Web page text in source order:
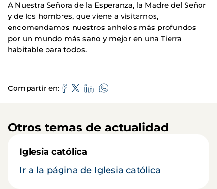
A Nuestra Señora de la Esperanza, la Madre del Señor
y de los hombres, que viene a visitarnos,
encomendamos nuestros anhelos más profundos
por un mundo más sano y mejor en una Tierra
habitable para todos.
Compartir en
Otros temas de actualidad
Iglesia católica
Ir a la página de Iglesia católica